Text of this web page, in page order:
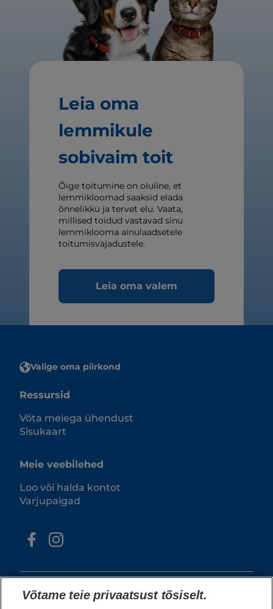
Leia oma
lemmikule
sobivaim toit
Õige toitumine on oluline, et
lemmikloomad saaksid elada
õnnelikku ja tervet elu. Vaata,
millised toidud vastavad sinu
lemmiklooma ainulaadsetele
toitumisvajadustele.
Leia oma valem
Valige oma piirkond
Ressursid
Võta meiega ühendust
Sisukaart
Meie veebilehed
Loo või halda kontot
Varjupaigad
Võtame teie privaatsust tõsiselt.